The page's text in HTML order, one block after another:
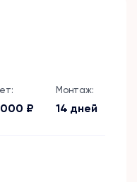
₽
Монтаж:
14 дней